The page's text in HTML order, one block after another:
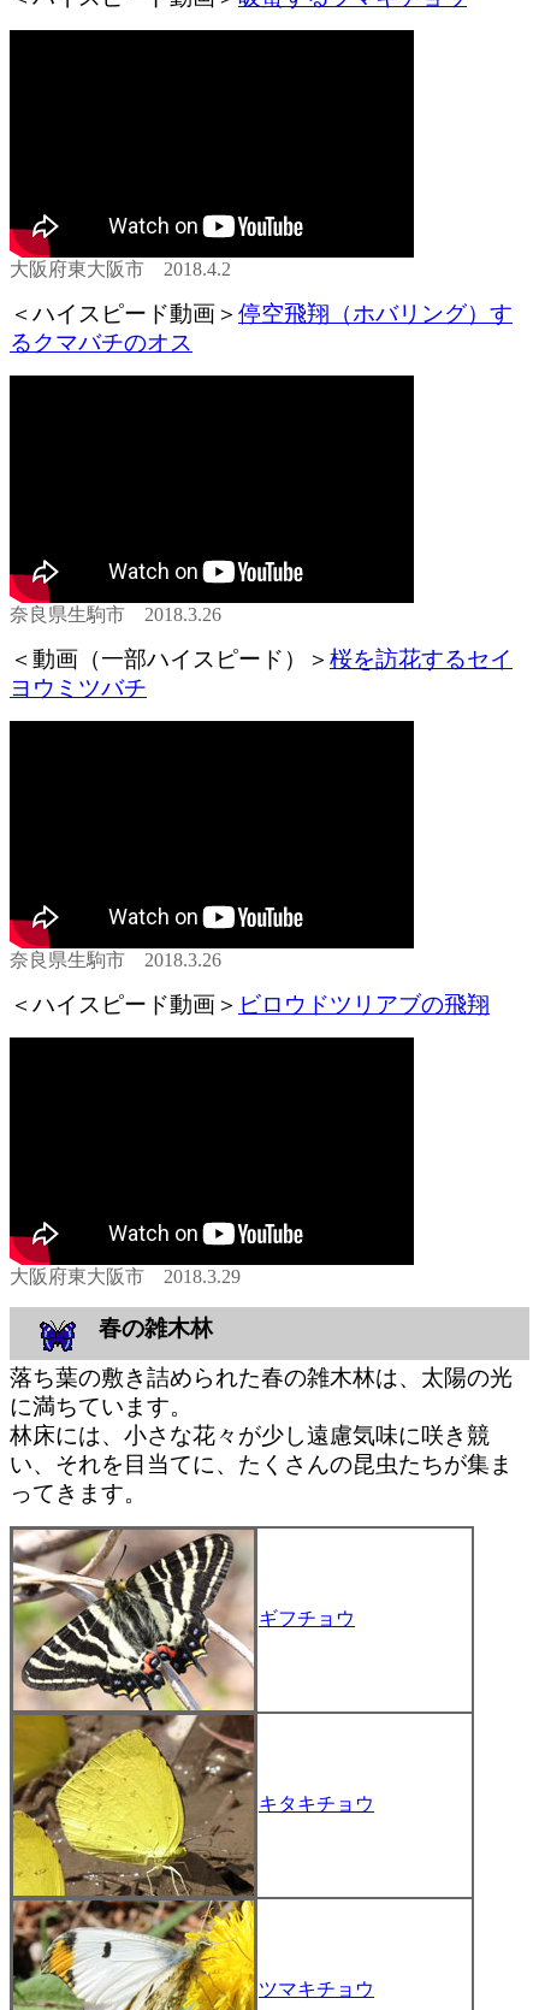
大阪府東大阪市 2018.4.2
＜ハイスピード動画＞停空飛翔（ホバリング）す
るクマバチのオス
奈良県生駒市 2018.3.26
＜動画（一部ハイスピード）＞桜を訪花するセイ
ヨウミツバチ
奈良県生駒市 2018.3.26
＜ハイスピード動画＞ ビロウドツリアブの飛翔
大阪府東大阪市 2018.3.29
春の雑木林
落ち葉の敷き詰められた春の雑木林は、太陽の光
に満ちています。
林床には、小さな花々が少し遠慮気味に咲き競
い、それを目当てに、たくさんの昆虫たちが集ま
ってきます。
ギフチョウ
キタキチョウ
ツマキチョウ